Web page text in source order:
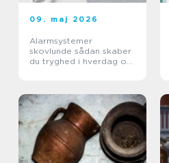
09. maj 2026
Alarmsystemer
skovlunde sådan skaber
du tryghed i hverdag og